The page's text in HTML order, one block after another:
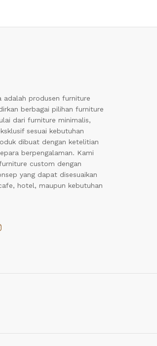
adalah produsen furniture
berbagai pilihan furniture
dari furniture minimalis,
sesuai kebutuhan
dibuat dengan ketelitian
berpengalaman. Kami
custom dengan
yang dapat disesuaikan
hotel, maupun kebutuhan